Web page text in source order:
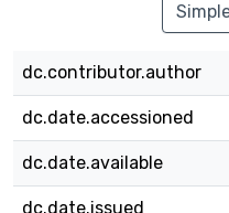
dc.contributor.author
dc.date.accessioned
dc.date.available
dc.date.issued